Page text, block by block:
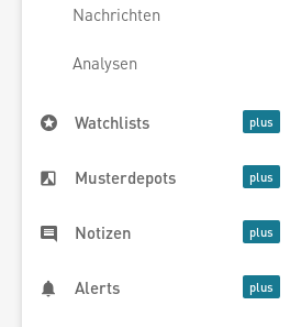
Nachrichten
Analysen
Watchlists
Musterdepots
Notizen
Alerts